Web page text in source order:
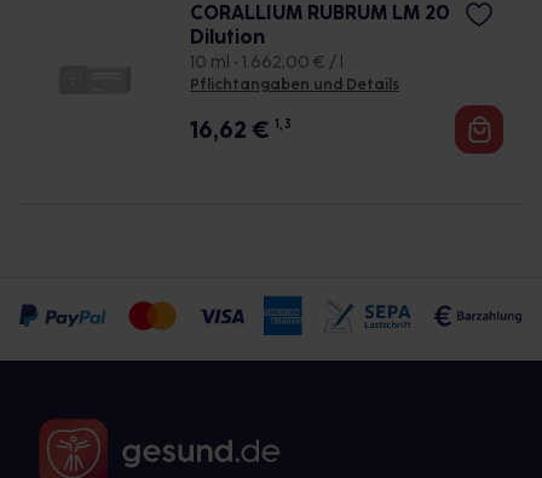
CORALLIUM RUBRUM LM 20
Dilution
10 ml • 1.662,00 € / l
Pflichtangaben und Details
16,62 € 1, 3